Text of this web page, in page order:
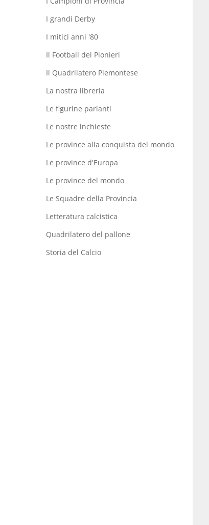
I grandi Derby
I mitici anni '80
Il Football dei Pionieri
Il Quadrilatero Piemontese
La nostra libreria
Le figurine parlanti
Le nostre inchieste
Le province alla conquista del mondo
Le province d'Europa
Le province del mondo
Le Squadre della Provincia
Letteratura calcistica
Quadrilatero del pallone
Storia del Calcio